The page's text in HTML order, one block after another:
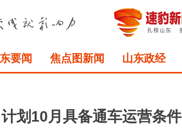
要闻 焦点图新闻 山东政经
划10月具备通车运营条件